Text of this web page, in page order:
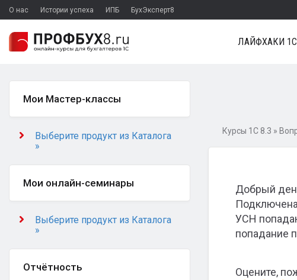
О нас Истории успеха ИПБ БухЭксперт8
ЛАЙФХАКИ 1С
Курсы 1С 8.3 »
Добрый
УСН
попадание
Оцените,
Мои Мастер-классы
Выберите продукт из Каталога
»
Мои онлайн-семинары
Выберите продукт из Каталога
»
Отчётность